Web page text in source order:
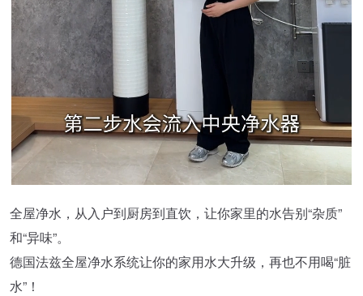
全屋净水，从入户到厨房到直饮，让你家里的水告别“杂质”
和“异味”。
德国法兹全屋净水系统让你的家用水大升级，再也不用喝“脏
水”！